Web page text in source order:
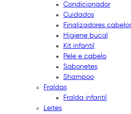
Condicionador
Cuidados
Finalizadores
Higiene bucal
Kit infantil
Pele e cabelo
Sabonetes
Shampoo
Fraldas
Fralda infantil
Leites